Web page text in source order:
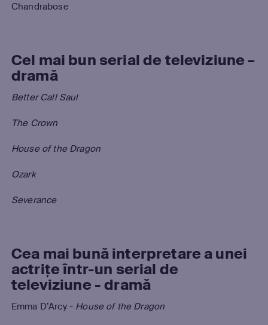
Chandrabose
Cel mai bun serial de televiziune –
dramă
Better Call Saul
The Crown
House of the Dragon
Ozark
Severance
Cea mai bună interpretare a unei
actrițe într-un serial de
televiziune - dramă
Emma D’Arcy - House of the Dragon